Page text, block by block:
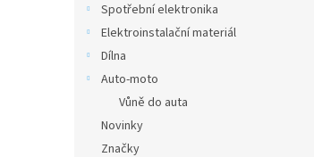
Spotřební elektronika
Elektroinstalační materiál
Dílna
Auto-moto
Vůně do auta
Novinky
Značky